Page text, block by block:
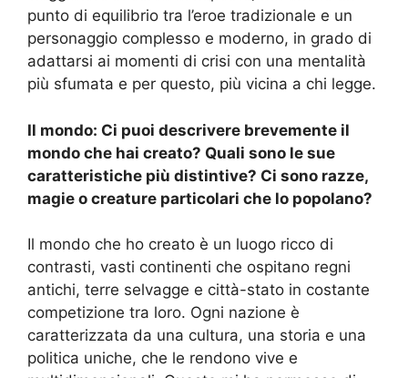
punto di equilibrio tra l’eroe tradizionale e un
personaggio complesso e moderno, in grado di
adattarsi ai momenti di crisi con una mentalità
più sfumata e per questo, più vicina a chi legge.
Il mondo: Ci puoi descrivere brevemente il
mondo che hai creato? Quali sono le sue
caratteristiche più distintive? Ci sono razze,
magie o creature particolari che lo popolano?
Il mondo che ho creato è un luogo ricco di
contrasti, vasti continenti che ospitano regni
antichi, terre selvagge e città-stato in costante
competizione tra loro. Ogni nazione è
caratterizzata da una cultura, una storia e una
politica uniche, che le rendono vive e